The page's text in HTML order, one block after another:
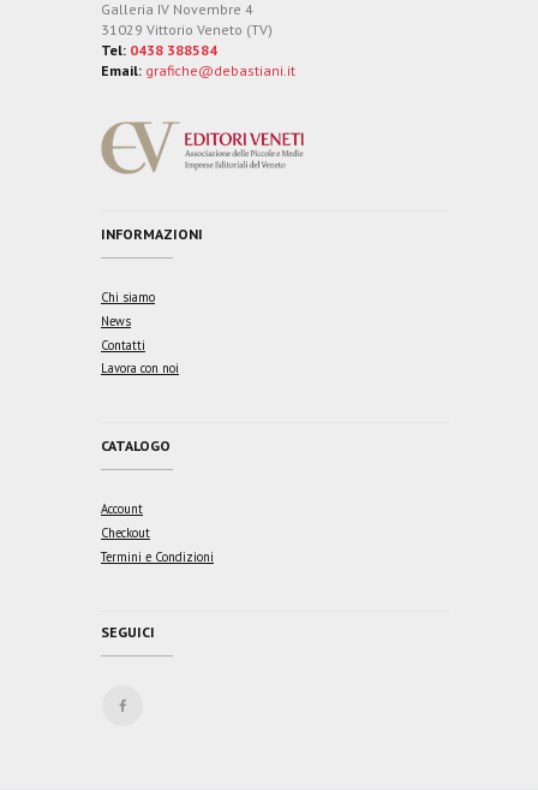
Galleria IV Novembre 4
31029 Vittorio Veneto (TV)
Tel: 0438 388584
Email: grafiche@debastiani.it
INFORMAZIONI
Chi siamo
News
Contatti
Lavora con noi
CATALOGO
Account
Checkout
Termini e Condizioni
SEGUICI